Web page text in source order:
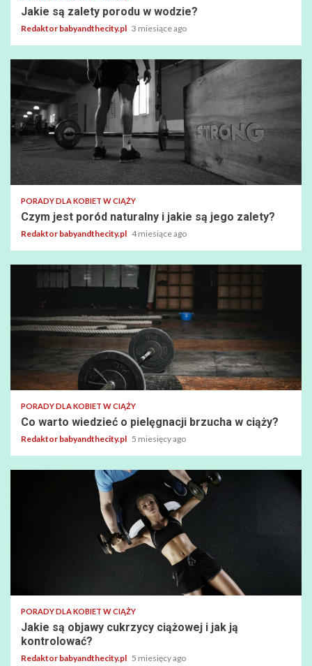
Jakie są zalety porodu w wodzie?
Redaktor babyandthecity.pl 3 miesiące ago
PORADY DLA KOBIET W CIĄŻY
Czym jest poród naturalny i jakie są jego zalety?
Redaktor babyandthecity.pl 4 miesiące ago
PORADY DLA KOBIET W CIĄŻY
Co warto wiedzieć o pielęgnacji brzucha w ciąży?
Redaktor babyandthecity.pl 5 miesięcy ago
PORADY DLA KOBIET W CIĄŻY
Jakie są objawy cukrzycy ciążowej i jak ją
kontrolować?
Redaktor babyandthecity.pl 5 miesięcy ago